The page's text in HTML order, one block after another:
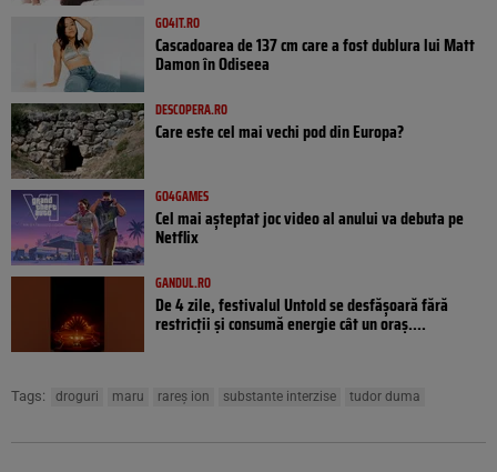
GO4IT.RO
Cascadoarea de 137 cm care a fost dublura lui Matt
Damon în Odiseea
DESCOPERA.RO
Care este cel mai vechi pod din Europa?
GO4GAMES
Cel mai așteptat joc video al anului va debuta pe
Netflix
GANDUL.RO
De 4 zile, festivalul Untold se desfășoară fără
restricții și consumă energie cât un oraș....
Tags: droguri maru rareș ion substante interzise tudor duma